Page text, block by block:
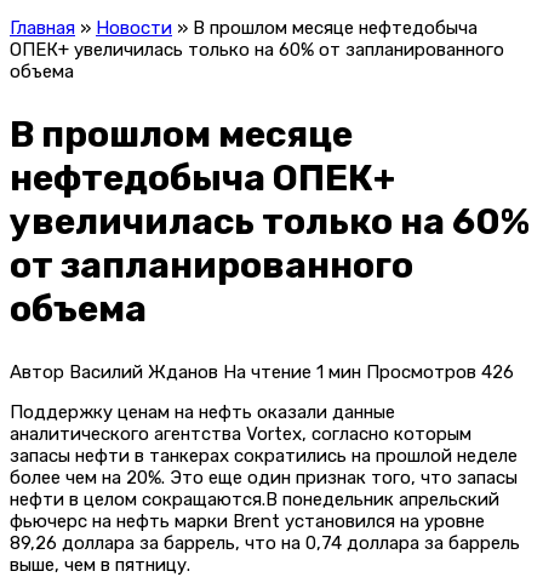
Главная » Новости » В прошлом месяце нефтедобыча
ОПЕК+ увеличилась только на 60% от запланированного
объема
В прошлом месяце
нефтедобыча ОПЕК+
увеличилась только на 60%
от запланированного
объема
Автор Василий Жданов На чтение 1 мин Просмотров 426
Поддержку ценам на нефть оказали данные
аналитического агентства Vortex, согласно которым
запасы нефти в танкерах сократились на прошлой неделе
более чем на 20%. Это еще один признак того, что запасы
нефти в целом сокращаются.В понедельник апрельский
фьючерс на нефть марки Brent установился на уровне
89,26 доллара за баррель, что на 0,74 доллара за баррель
выше, чем в пятницу.